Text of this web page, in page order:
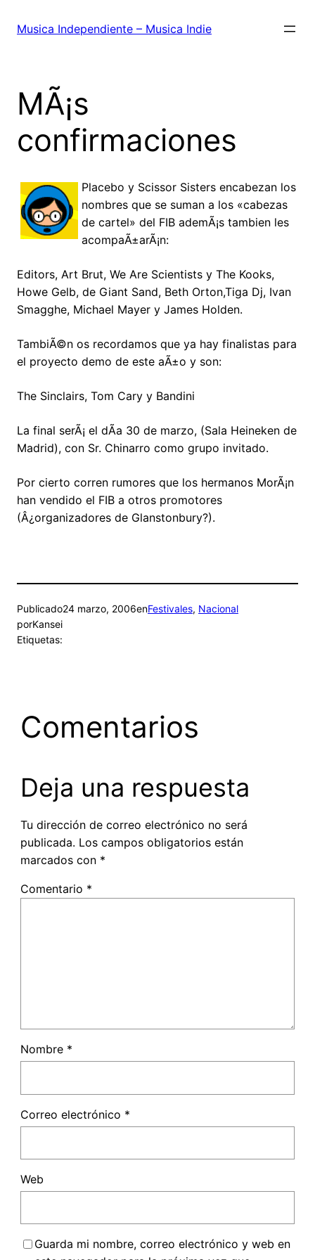
Musica Independiente – Musica Indie
MÃ¡s
confirmaciones
Placebo y Scissor Sisters encabezan los
nombres que se suman a los «cabezas
de cartel» del FIB ademÃ¡s tambien les
acompaÃ±arÃ¡n:
Editors, Art Brut, We Are Scientists y The Kooks,
Howe Gelb, de Giant Sand, Beth Orton,Tiga Dj, Ivan
Smagghe, Michael Mayer y James Holden.
TambiÃ©n os recordamos que ya hay finalistas para
el proyecto demo de este aÃ±o y son:
The Sinclairs, Tom Cary y Bandini
La final serÃ¡ el dÃ­a 30 de marzo, (Sala Heineken de
Madrid), con Sr. Chinarro como grupo invitado.
Por cierto corren rumores que los hermanos MorÃ¡n
han vendido el FIB a otros promotores
(Â¿organizadores de Glanstonbury?).
Publicado24 marzo, 2006enFestivales, Nacional
porKansei
Etiquetas:
Comentarios
Deja una respuesta
Tu dirección de correo electrónico no será
publicada. Los campos obligatorios están
marcados con *
Comentario *
Nombre *
Correo electrónico *
Web
Guarda mi nombre, correo electrónico y web en